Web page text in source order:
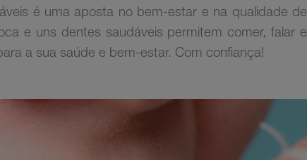
é uma aposta no bem-estar e na qualidade de
e uns dentes saudáveis permitem comer, falar e
a sua saúde e bem-estar. Com confiança!